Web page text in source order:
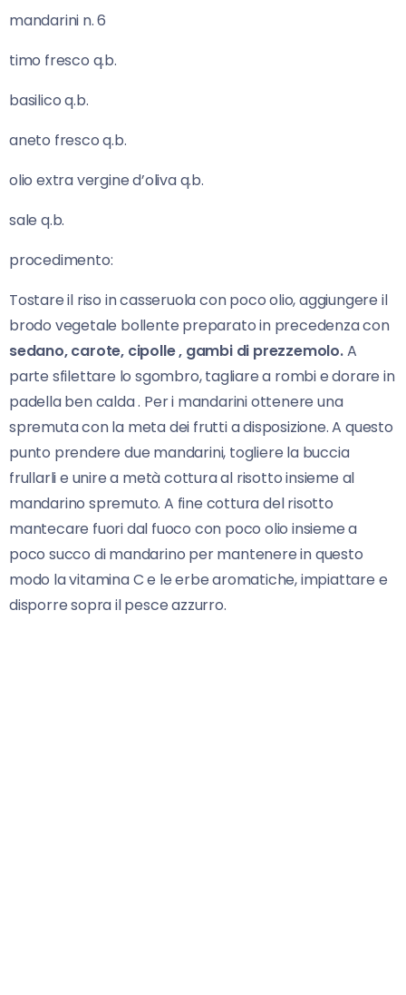
mandarini n. 6
timo fresco q.b.
basilico q.b.
aneto fresco q.b.
olio extra vergine d’oliva q.b.
sale q.b.
procedimento:
Tostare il riso in casseruola con poco olio, aggiungere il
brodo vegetale bollente preparato in precedenza con
sedano, carote, cipolle , gambi di prezzemolo.A
parte sfilettare lo sgombro, tagliare a rombi e dorare in
padella ben calda . Per i mandarini ottenere una
spremuta con la meta dei frutti a disposizione. A questo
punto prendere due mandarini, togliere la buccia
frullarli e unire a metà cottura al risotto insieme al
mandarino spremuto. A fine cottura del risotto
mantecare fuori dal fuoco con poco olio insieme a
poco succo di mandarino per mantenere in questo
modo la vitamina C e le erbe aromatiche, impiattare e
disporre sopra il pesce azzurro.